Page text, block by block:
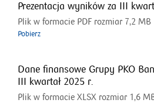
Prezentacja wyników za III
Plik w formacie PDF rozmiar 7,2 MB
Pobierz
Dane finansowe Grupy PKO
III kwartał 2025 r.
Plik w formacie XLSX rozmiar 1,6